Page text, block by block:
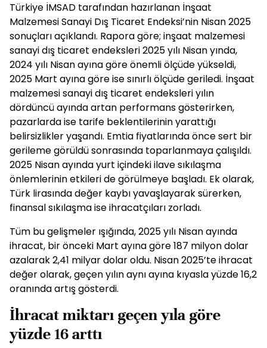
Türkiye İMSAD tarafından hazırlanan İnşaat
Malzemesi Sanayi Dış Ticaret Endeksi’nin Nisan 2025
sonuçları açıklandı. Rapora göre; inşaat malzemesi
sanayi dış ticaret endeksleri 2025 yılı Nisan yında,
2024 yılı Nisan ayına göre önemli ölçüde yükseldi,
2025 Mart ayına göre ise sınırlı ölçüde geriledi. İnşaat
malzemesi sanayi dış ticaret endeksleri yılın
dördüncü ayında artan performans gösterirken,
pazarlarda ise tarife beklentilerinin yarattığı
belirsizlikler yaşandı. Emtia fiyatlarında önce sert bir
gerileme görüldü sonrasında toparlanmaya çalışıldı.
2025 Nisan ayında yurt içindeki ilave sıkılaşma
önlemlerinin etkileri de görülmeye başladı. Ek olarak,
Türk lirasında değer kaybı yavaşlayarak sürerken,
finansal sıkılaşma ise ihracatçıları zorladı.
Tüm bu gelişmeler ışığında, 2025 yılı Nisan ayında
ihracat, bir önceki Mart ayına göre 187 milyon dolar
azalarak 2,41 milyar dolar oldu. Nisan 2025’te ihracat
değer olarak, geçen yılın aynı ayına kıyasla yüzde 16,2
oranında artış gösterdi.
İhracat miktarı geçen yıla göre
yüzde 16 arttı